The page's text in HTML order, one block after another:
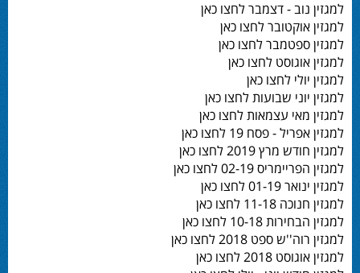
למגזין נוב - דצמבר לחצו כאן
למגזין אוקטובר לחצו כאן
למגזין ספטמבר לחצו כאן
למגזין אוגוסט לחצו כאן
למגזין יולי לחצו כאן
למגזין יוני שבועות לחצו כאן
למגזין מאי עצמאות לחצו כאן
למגזין אפריל - פסח 19 לחצו כאן
למגזין חודש מרץ 2019 לחצו כאן
למגזין הפריימריס 02-19 לחצו כאן
למגזין ינואר 01-19 לחצו כאן
למגזין חנוכה 11-18 לחצו כאן
למגזין הבחירות 10-18 לחצו כאן
למגזין רוה''ש ספט 2018 לחצו כאן
למגזין אוגוסט 2018 לחצו כאן